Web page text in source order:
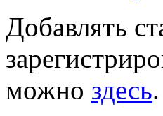
Добавлять
можно здесь.